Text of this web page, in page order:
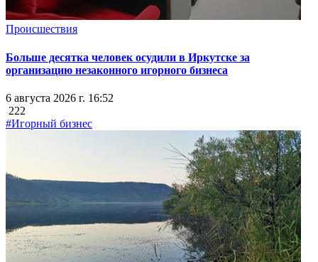
Происшествия
Больше десятка человек осудили в Иркутске за
организацию незаконного игорного бизнеса
6 августа 2026 г. 16:52
222
#Игорный бизнес